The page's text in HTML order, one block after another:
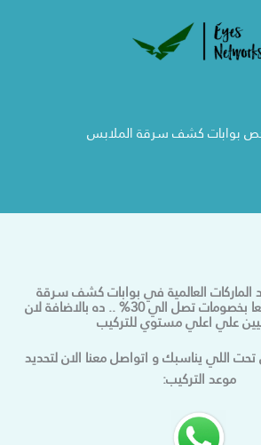
بوابات كشف سرقة الملابس​
الماركات العالمية في بوابات كشف سرقة
الملابس و أكثرها مبيعا بخصومات تصل الي 30% .. ده بالاضافة لان
علي اعلي مستوي للتركيب
اللي يناسبك و اتواصل معنا الان لتحديد
موعد التركيب: